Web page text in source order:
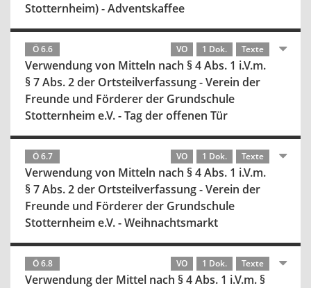
Stotternheim) - Adventskaffee
Ö 6.6 VO 1 Dok. Texte
Verwendung von Mitteln nach § 4 Abs. 1 i.V.m.
§ 7 Abs. 2 der Ortsteilverfassung - Verein der
Freunde und Förderer der Grundschule
Stotternheim e.V. - Tag der offenen Tür
Ö 6.7 VO 1 Dok. Texte
Verwendung von Mitteln nach § 4 Abs. 1 i.V.m.
§ 7 Abs. 2 der Ortsteilverfassung - Verein der
Freunde und Förderer der Grundschule
Stotternheim e.V. - Weihnachtsmarkt
Ö 6.8 VO 1 Dok. Texte
Verwendung der Mittel nach § 4 Abs. 1 i.V.m. §